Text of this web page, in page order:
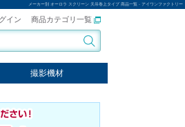
メーカー別 オーロラ スクリーン 天吊巻上タイプ 商品一覧 - アイワンファクトリー
イン 商品カテゴリ一覧
撮影機材